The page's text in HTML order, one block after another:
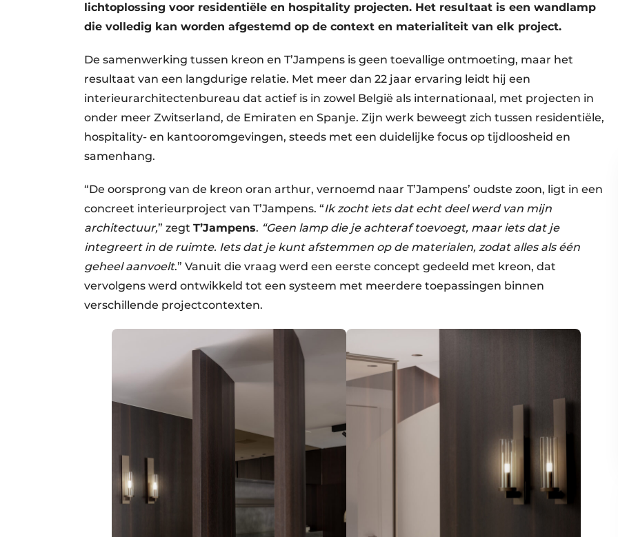
lichtoplossing voor residentiële en hospitality projecten. Het resultaat is een wandlamp
die volledig kan worden afgestemd op de context en materialiteit van elk project.
De samenwerking tussen kreon en T’Jampens is geen toevallige ontmoeting, maar het
resultaat van een langdurige relatie. Met meer dan 22 jaar ervaring leidt hij een
interieurarchitectenbureau dat actief is in zowel België als internationaal, met projecten in
onder meer Zwitserland, de Emiraten en Spanje. Zijn werk beweegt zich tussen residentiële,
hospitality- en kantooromgevingen, steeds met een duidelijke focus op tijdloosheid en
samenhang.
“De oorsprong van de kreon oran arthur, vernoemd naar T’Jampens’ oudste zoon, ligt in een
concreet interieurproject van T’Jampens. “Ik zocht iets dat echt deel werd van mijn
architectuur,” zegt T’Jampens. “Geen lamp die je achteraf toevoegt, maar iets dat je
integreert in de ruimte. Iets dat je kunt afstemmen op de materialen, zodat alles als één
geheel aanvoelt.” Vanuit die vraag werd een eerste concept gedeeld met kreon, dat
vervolgens werd ontwikkeld tot een systeem met meerdere toepassingen binnen
verschillende projectcontexten.